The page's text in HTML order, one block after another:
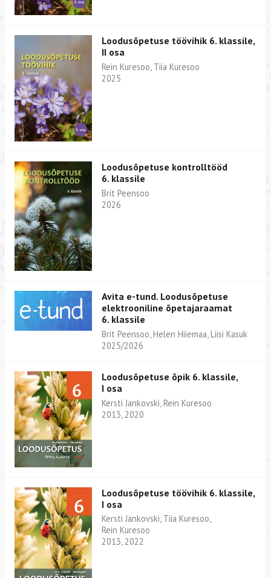
Loodusõpetuse töövihik 6. klassile,
II osa
Rein Kuresoo, Tiia Kuresoo
2025
Loodusõpetuse kontrolltööd
6. klassile
Brit Peensoo
2026
Avita e-tund. Loodusõpetuse
elektrooniline õpetajaraamat
6. klassile
Brit Peensoo, Helen Hiiemaa, Liisi Kasuk
2025/2026
Loodusõpetuse õpik 6. klassile,
I osa
Kersti Jankovski, Rein Kuresoo
2013, 2020
Loodusõpetuse töövihik 6. klassile,
I osa
Kersti Jankovski, Tiia Kuresoo,
Rein Kuresoo
2013, 2022